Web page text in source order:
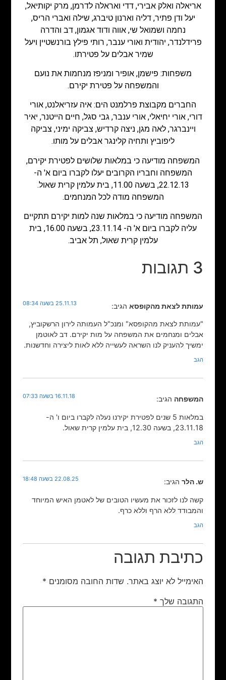
אריאלה ואלק אבירי, דדי ואראלה לדרמן, מרק יקותיאל,
יעל ודן פתיר, דליה וארנון טיברג, שילה ואברי הריס,
נחמה ושמואל שי, אווה ודוד אגמון, דב והדרה
פרידלנדר, יהודית ואורי ענבר, רותי פילץ בורנשטיין ויעל
שמיר אבלים על פטירתו.
משפחות: פישמן, אופיר ומניפז מנחמות את נועם
והמשפחה על פטירת יקירם.
החברים מקבוצת פרלמנט הים: איה עזריאלנט, אורי
דורי, אורי יחיאלי, אורי ענבר, גבי סגל, חיים הייטנר, יאיר
ויינברגר, לאה מגן, ניצה קרדיש, צביקה ימיני, צביקה
ליפוביץ ותחיה קלינגר אבלים על מותו.
המשפחה מודיעה כי במלאות שלושים לפטירת יקירם,
המשפחה וחבריו הקרובים יעלו לקברו ביום א' ה-
22.12.13, בשעה 11.00, בית עלמין קרית שאול.
המשפחה מודה לכל המנחמים.
המשפחה מודיעה כי במלאות שנה למות יקירם תתקיים
עליה לקברו ביום א' ה- 23.11.14, בשעה 16.00, בית
עלמין קרית שאול, תל אביב.
3 תגובות
עמותת לצאת מהקופסא הגיב: 25.11.13 בשעה 08:34
"עמותת לצאת מהקופסא" ומנכ"ל העמותה לירון הרשקוביץ,
אבלים ומנחמים את המשפחה על מות יקירם. דב לאוטמן
ימשיך להעניק לנו השראה לעשייה ללא לאות ליצירה וחדשנות.
הגב
המשפחה הגיב: 16.11.18 בשעה 07:33
במלאות 5 שנים לפטירת יקירנו נעלה לקברו ביום ו' ה-
23.11.18, בשעה 12.30, בית עלמין קרית שאול.
הגב
ש. הלר הגיב: 22.08.25 בשעה 18:48
קשה לנו לזכור את מעשיו הטובים של לאטמן האיש המיוחד
והמבודד ללא הרף וללא כרף.
הגב
כתיבת תגובה
האימייל לא יוצג באתר. שדות החובה מסומנים *
התגובה שלך *